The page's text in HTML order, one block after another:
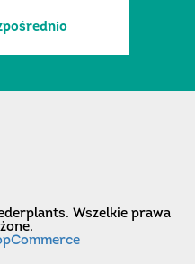
Wszelkie prawa